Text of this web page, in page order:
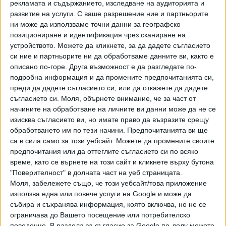
рекламата и съдържанието, изследване на аудиторията и
развитие на услуги. С ваше разрешение ние и партньорите
ни може да използваме точни данни за географско
позициониране и идентификация чрез сканиране на
устройството. Можете да кликнете, за да дадете съгласието
си ние и партньорите ни да обработваме данните ви, както е
описано по-горе. Друга възможност е да разгледате по-
подробна информация и да промените предпочитанията си,
преди да дадете съгласието си, или да откажете да дадете
съгласието си.
Моля, обърнете внимание, че за част от
начините на обработване на личните ви данни може да не се
изисква съгласието ви, но имате право да възразите срещу
обработването им по тези начини. Предпочитанията ви ще
са в сила само за този уебсайт. Можете да промените своите
предпочитания или да оттеглите съгласието си по всяко
време, като се върнете на този сайт и кликнете върху бутона
"Поверителност" в долната част на уеб страницата.
Моля, забележете също, че този уебсайт/това приложение
използва една или повече услуги на Google и може да
събира и съхранява информация, която включва, но не се
ограничава до Вашето посещение или потребителско
"Булгаргаз" преговаря с "Боташ" за нови, по-
благоприятни за българската страна условия.
Проблемът, както твърди Златева, е, че турската
компания настоява за неща, които българското
дружество няма правомощията да предостави.
"Преговорите с "Боташ" бяха водени основно на
политическо равнище. За да има успех, трябва да имаме
сериозна политическа подкрепа и иницииране на
разговори на политическо равнище", подчерта тя. Така
на практика Златева поиска политиците в българския
парламент да се намесят в казуса.
По думите ѝ, турската страна е склонна да направи
компромис за срока на договора. Не така обаче стоят
нещата по другите важни елементи на споразумението -
цената, която "Булгаргаз" плаща (почти половин милион
долара дневно, по данни на комисията – бел.а.), както и
количествата, за които сме резервирали място в
турските газови терминали. По тези въпроси "Боташ"